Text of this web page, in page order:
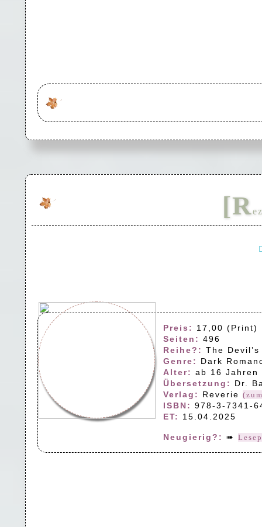
[R
Preis:
17,00 (Print)
Seiten: 496
Reihe?: The
Genre:
Dark
Alter: ab 16 Jahren
Übersetzung:
Dr.
Verlag:
Reverie
ISBN: 978-3-7341-
ET:
15.04.2025
Neugierig?: ➠